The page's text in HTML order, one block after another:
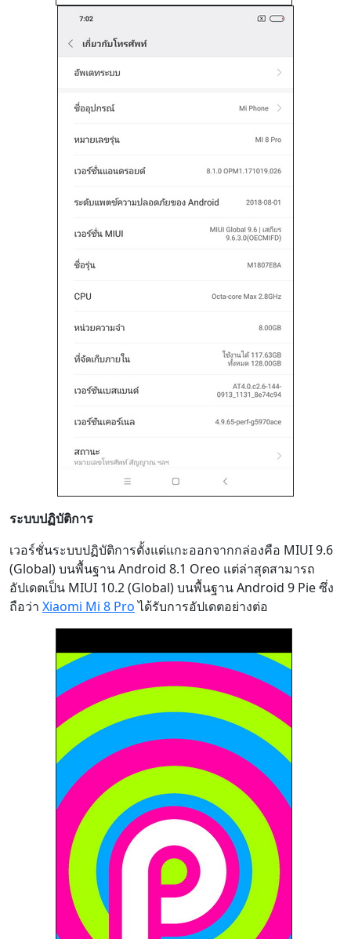
ระบบปฏิบัติการ
เวอร์ชั่นระบบปฏิบัติการตั้งแต่แกะออกจากกล่องคือ MIUI 9.6
(Global) บนพื้นฐาน Android 8.1 Oreo แต่ล่าสุดสามารถ
อัปเดตเป็น MIUI 10.2 (Global) บนพื้นฐาน Android 9 Pie ซึ่ง
ถือว่า Xiaomi Mi 8 Proได้รับการอัปเดตอย่างต่อ